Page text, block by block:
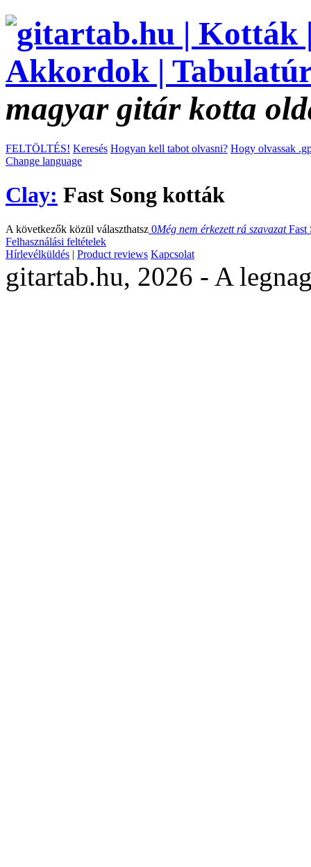
magyar gitár kotta
FELTÖLTÉS! Keresés Hogyan kell tabot olvasni? Hogy olvassak
Change language
Clay: Fast Song kották
A következők közül választhatsz 0Még nem érkezett rá szavazatFast
Felhasználási feltételek
Hírlevélküldés | Product reviews Kapcsolat
gitartab.hu, 2026 - A